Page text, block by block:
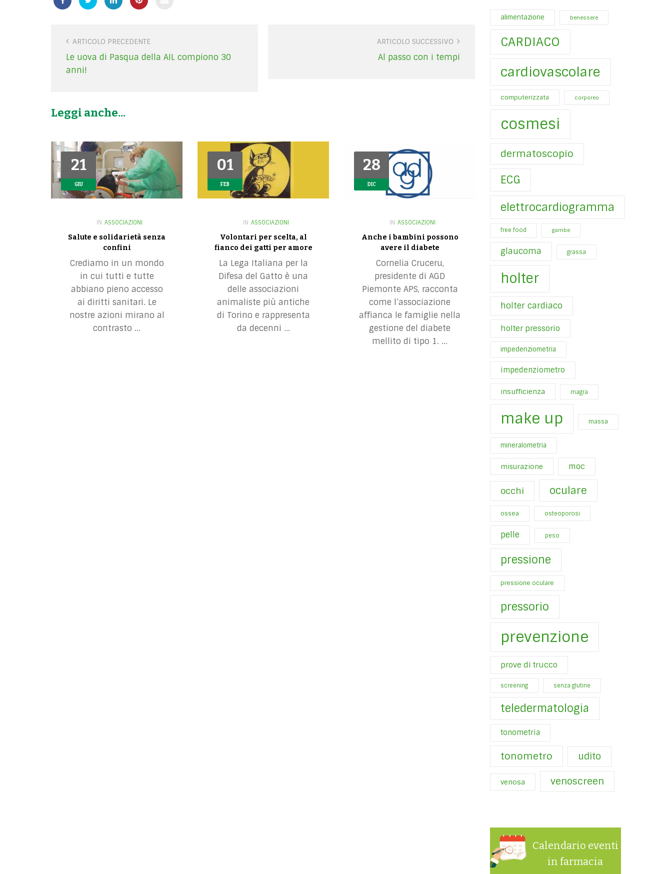
a
g
a
t
i
o
ARTICOLO PRECEDENTE
Le uova di Pasqua della AIL compiono 30
anni!
ARTICOLO SUCCESSIVO
Al passo con i tempi
Leggi anche...
21
GIU
21
GIU
IN ASSOCIAZIONI
Salute e solidarietà senza
confini
Crediamo in un mondo
in cui tutti e tutte
abbiano pieno accesso
ai diritti sanitari. Le
nostre azioni mirano al
contrasto ...
01
FEB
01
FEB
IN ASSOCIAZIONI
Volontari per scelta, al
fianco dei gatti per amore
La Lega Italiana per la
Difesa del Gatto è una
delle associazioni
animaliste più antiche
di Torino e rappresenta
da decenni ...
28
DIC
28
DIC
IN ASSOCIAZIONI
Anche i bambini possono
avere il diabete
Cornelia Cruceru,
presidente di AGD
Piemonte APS, racconta
come l’associazione
affianca le famiglie nella
gestione del diabete
mellito di tipo 1. ...
alimentazione benessere
CARDIACO
cardiovascolare
computerizzata corporeo
cosmesi
dermatoscopio
ECG
elettrocardiogramma
free food gambe
glaucoma grassa
holter
holter cardiaco
holter pressorio
impedenziometria
impedenziometro
insufficienza magra
make up massa
mineralometria
misurazione moc
occhi oculare
ossea osteoporosi
pelle peso
pressione
pressione oculare
pressorio
prevenzione
prove di trucco
screening senza glutine
teledermatologia
tonometria
tonometro udito
venosa venoscreen
Calendario eventi
in farmacia